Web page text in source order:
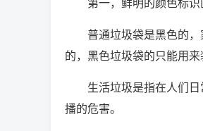
普通垃圾袋是黑色的
的，黑色垃圾袋的只能用
生活垃圾是指在人们
播的危害。